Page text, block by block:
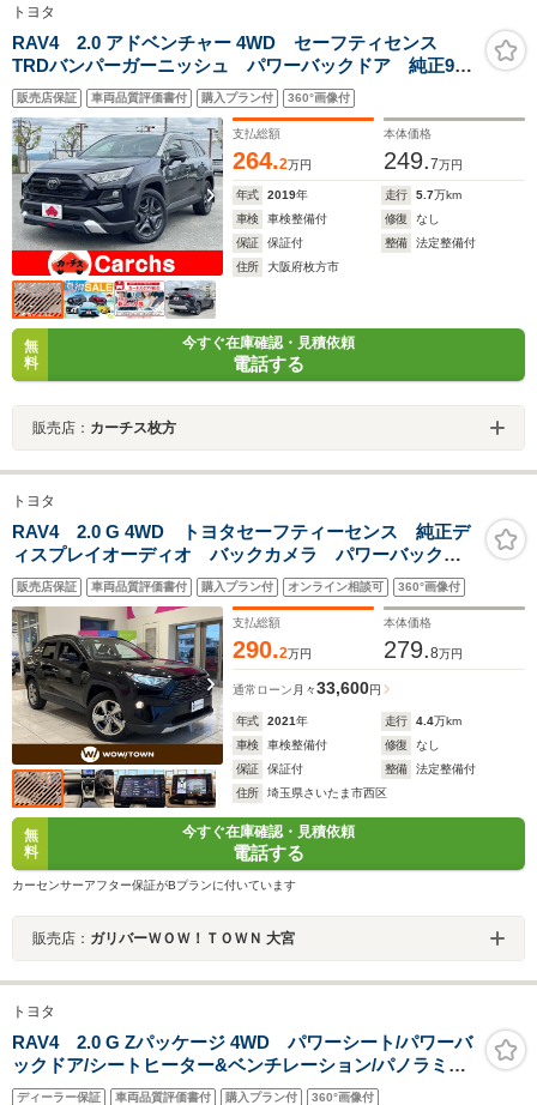
トヨタ
RAV4 2.0 アドベンチャー 4WD セーフティセンス
TRDバンパーガーニッシュ パワーバックドア 純正9イ
ンチSDナビ バックカメラ BTオーディオ ETC スマ
ートキー LEDヘッドライト 純正19インチアルミ シ
ート&ステアリングヒーター
販売店保証 車両品質評価書付 購入プラン付 360°画像付
支払総額
264.2万円
本体価格
249.7万円
年式 2019年 走行 5.7万km
車検
車検整備付 修復
なし
保証
保証付 整備
法定整備付
住所
大阪府枚方市
無
料
今すぐ在庫確認・見積依頼
電話する
販売店： カーチス枚方
トヨタ
RAV4 2.0 G 4WD トヨタセーフティーセンス 純正デ
ィスプレイオーディオ バックカメラ パワーバックド
ア レーダークルーズコントロール LEDオートライ
ト 革シート シートヒーター 純正18インチAW 純正
ETC2.0
販売店保証 車両品質評価書付 購入プラン付 オンライン相談可 360°画像付
支払総額
290.2万円
本体価格
279.8万円
通常ローン 月々33,600円
年式 2021年 走行 4.4万km
車検
車検整備付 修復
なし
保証
保証付 整備
法定整備付
住所
埼玉県さいたま市西区
無
料
今すぐ在庫確認・見積依頼
電話する
カーセンサーアフター保証がBプランに付いています
販売店： ガリバーＷＯＷ！ＴＯＷＮ 大宮
トヨタ
RAV4 2.0 G Zパッケージ 4WD パワーシート/パワーバ
ックドア/シートヒーター&ベンチレーション/パノラミッ
クビューモニター
ディーラー保証 車両品質評価書付 購入プラン付 360°画像付